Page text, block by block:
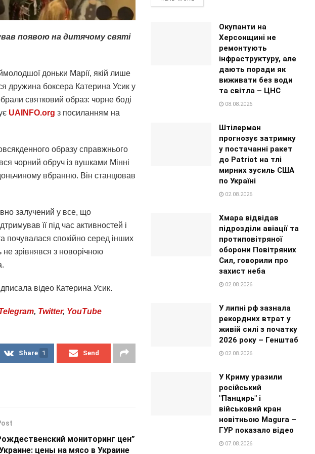
появою на дитячому святі
доньки Марії, якій лише
дружина боксера Катерина Усик у
святковий образ: чорне боді
UAINFO.org з посиланням на
образу справжнього
чорний обруч із вушками Мінні
вбранню. Він станцював
залучений у все, що
її під час активностей і
почувалася спокійно серед інших
не зрівнявся з новорічною
відео Катерина Усик.
, Twitter, YouTube
Share 1 Send
мониторинг цен”
цены на мясо в Украине
Окупанти на
Херсонщині не
ремонтують
інфраструктуру, але
дають поради як
виживати без води
та світла – ЦНС
08.08.2026
Штілерман
прогнозує затримку
у постачанні ракет
до Patriot на тлі
мирних зусиль США
по Україні
02.08.2026
Хмара відвідав
підрозділи авіації та
протиповітряної
оборони Повітряних
Сил, говорили про
захист неба
02.08.2026
У липні рф зазнала
рекордних втрат у
живій силі з початку
2026 року – Генштаб
02.08.2026
У Криму уразили
російський
"Панцирь" і
військовий кран
новітньою Magura –
ГУР показало відео
07.08.2026